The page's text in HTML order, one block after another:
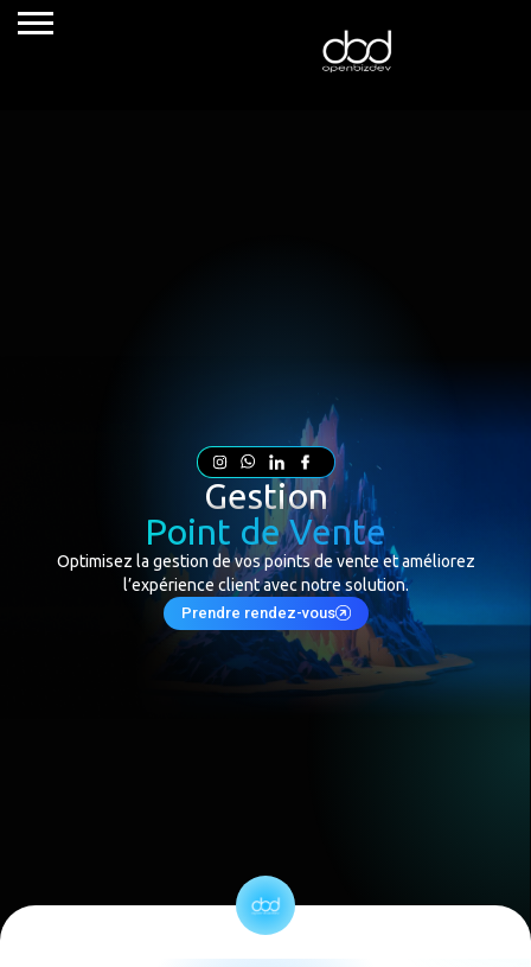
Gestion
Point de Vente
Optimisez la gestion de vos points de vente et améliorez
l’expérience client avec notre solution.
Prendre rendez-vous